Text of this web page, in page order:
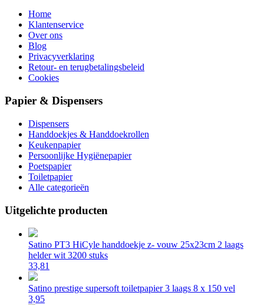
Home
Klantenservice
Over ons
Blog
Privacyverklaring
Retour- en terugbetalingsbeleid
Cookies
Papier & Dispensers
Dispensers
Handdoekjes & Handdoekrollen
Keukenpapier
Persoonlijke Hygiënepapier
Poetspapier
Toiletpapier
Alle categorieën
Uitgelichte producten
Satino PT3 HiCyle handdoekje z- vouw 25x23cm 2 laags
helder wit 3200 stuks
33,81
Satino prestige supersoft toiletpapier 3 laags 8 x 150 vel
3,95